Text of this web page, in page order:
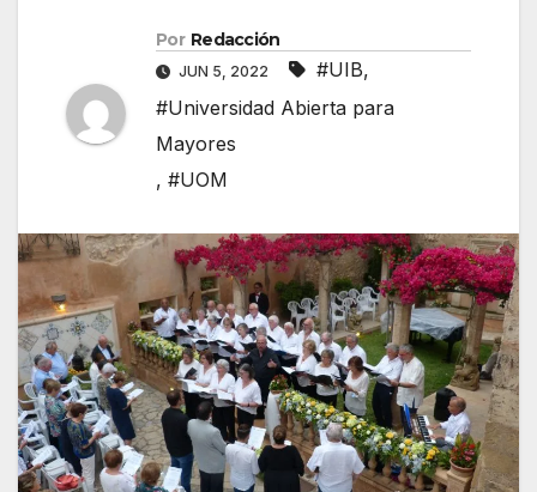
Por Redacción
JUN 5, 2022 #UIB,
#Universidad Abierta para
Mayores
, #UOM